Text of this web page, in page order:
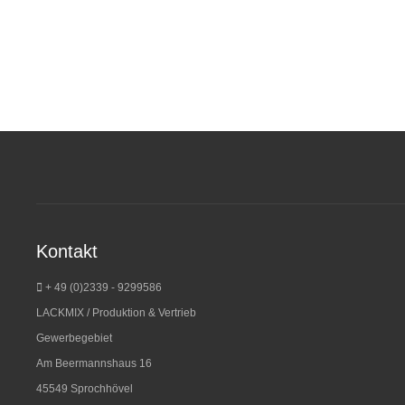
Kontakt
+ 49 (0)2339 - 9299586
LACKMIX / Produktion & Vertrieb
Gewerbegebiet
Am Beermannshaus 16
45549 Sprochhövel